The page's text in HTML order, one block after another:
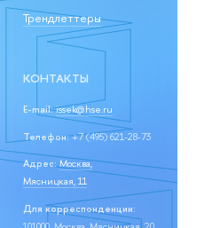
Трендлеттеры
КОНТАКТЫ
E-mail:issek@hse.ru
Телефон:+7 (495) 621-28-73
Адрес: Москва,
Мясницкая, 11
Для корреспонденции: